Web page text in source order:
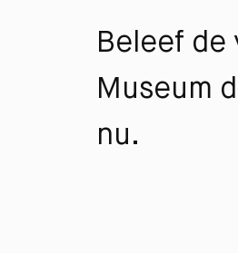
Beleef de
Museum
nu.